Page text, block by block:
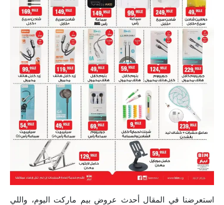
استعرضنا في المقال أحدث عروض بيم ماركت اليوم، واللي